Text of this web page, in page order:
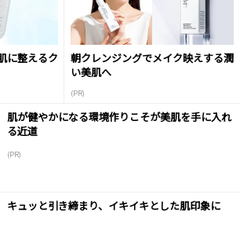
に整えるク
朝クレンジングでメイク映えする潤
い美肌へ
(PR)
肌が健やかになる環境作りこそが美肌を手に入れ
る近道
(PR)
キュッと引き締まり、イキイキとした肌印象に